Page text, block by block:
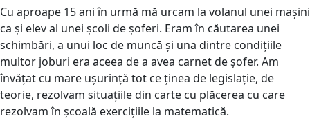
Cu aproape 15 ani în urmă mă urcam la volanul unei mașini
ca și elev al unei școli de șoferi. Eram în căutarea unei
schimbări, a unui loc de muncă și una dintre condițiile
multor joburi era aceea de a avea carnet de șofer. Am
învățat cu mare ușurință tot ce ținea de legislație, de
teorie, rezolvam situațiile din carte cu plăcerea cu care
rezolvam în școală exercițiile la matematică.